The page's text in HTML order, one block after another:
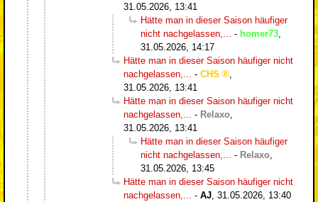
31.05.2026, 13:41
Hätte man in dieser Saison häufiger
nicht nachgelassen,...
- homer73
31.05.2026, 14:17
Hätte man in dieser Saison häufiger nicht
nachgelassen,...
- CHS
31.05.2026, 13:41
Hätte man in dieser Saison häufiger nicht
nachgelassen,...
- Relaxo
31.05.2026, 13:41
Hätte man in dieser Saison häufiger
nicht nachgelassen,...
- Relaxo
31.05.2026, 13:45
Hätte man in dieser Saison häufiger nicht
nachgelassen,...
- AJ 31.05.2026, 13:40